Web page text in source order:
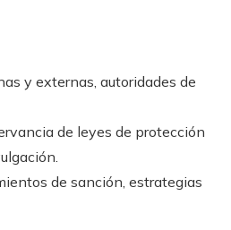
y externas, autoridades de
de leyes de protección
de sanción, estrategias